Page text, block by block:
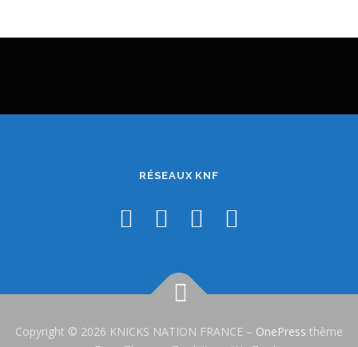
RÉSEAUX KNF
Copyright © 2026 KNICKS NATION FRANCE – OnePress thème